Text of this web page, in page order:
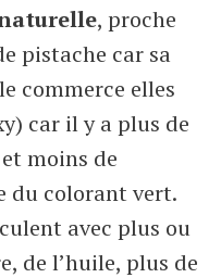
, proche
pistache car sa
commerce elles
car il y a plus de
moins de
du colorant vert.
avec plus ou
de l’huile, plus de